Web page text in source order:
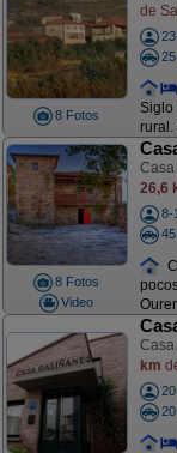
8 Fotos
de
8 Fotos
Video
Casa
26,6
8-
Casa
km